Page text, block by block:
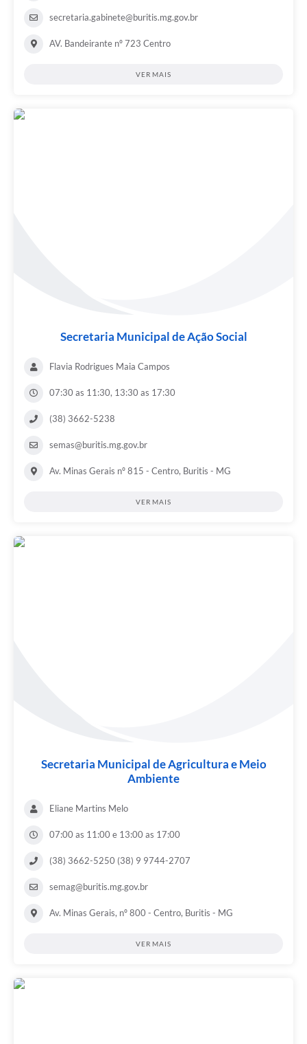
secretaria.gabinete@buritis.mg.gov.br
AV. Bandeirante nº 723 Centro
VER MAIS
Secretaria Municipal de Ação Social
Flavia Rodrigues Maia Campos
07:30 as 11:30, 13:30 as 17:30
(38) 3662-5238
semas@buritis.mg.gov.br
Av. Minas Gerais nº 815 - Centro, Buritis - MG
VER MAIS
Secretaria Municipal de Agricultura e Meio
Ambiente
Eliane Martins Melo
07:00 as 11:00 e 13:00 as 17:00
(38) 3662-5250 (38) 9 9744-2707
semag@buritis.mg.gov.br
Av. Minas Gerais, nº 800 - Centro, Buritis - MG
VER MAIS